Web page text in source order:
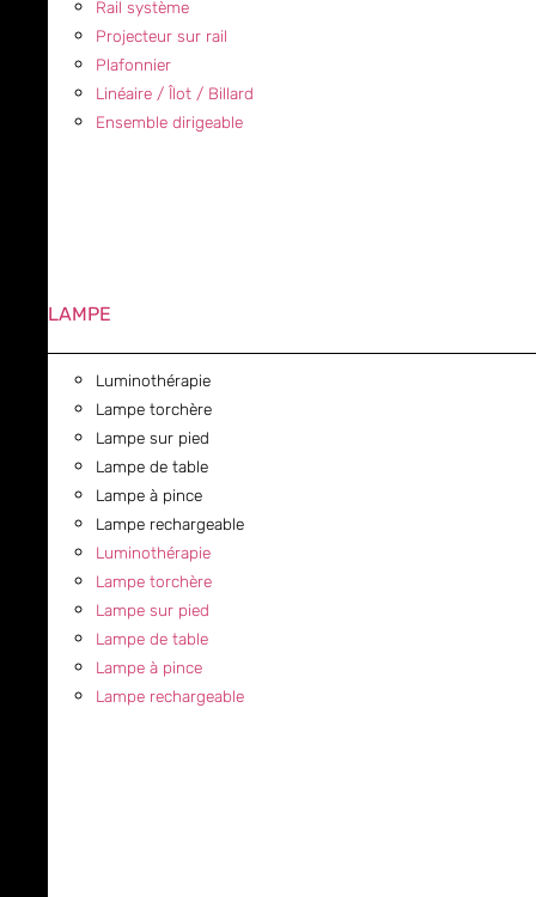
Rail système
Projecteur sur rail
Plafonnier
Linéaire / Îlot / Billard
Ensemble dirigeable
LAMPE
Luminothérapie
Lampe torchère
Lampe sur pied
Lampe de table
Lampe à pince
Lampe rechargeable
Luminothérapie
Lampe torchère
Lampe sur pied
Lampe de table
Lampe à pince
Lampe rechargeable